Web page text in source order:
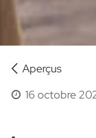
Aperçus
16 octobre